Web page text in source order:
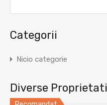
Categorii
Nicio categorie
Diverse Proprietati